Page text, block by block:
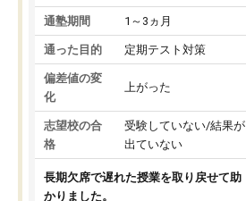
通塾期間 1～3ヵ月
通った目的 定期テスト対策
偏差値の変
化
上がった
志望校の合
格
受験していない/結果が
出ていない
長期欠席で遅れた授業を取り戻せて助
かりました。